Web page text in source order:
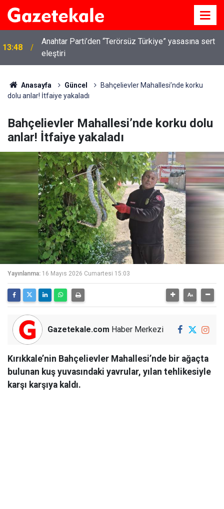
13:07
Kırıkkale’de hayvan hastalıklarına karşı denetimler
artırıldı
Anasayfa Güncel
Bahçelievler Mahallesi’nde korku
dolu anlar! İtfaiye yakaladı
Bahçelievler Mahallesi’nde korku dolu
anlar! İtfaiye yakaladı
Yayınlanma: 16 Mayıs 2026 Cumartesi 15:03
Gazetekale.com Haber Merkezi
Kırıkkale’nin Bahçelievler Mahallesi’nde bir ağaçta
bulunan kuş yuvasındaki yavrular, yılan tehlikesiyle
karşı karşıya kaldı.